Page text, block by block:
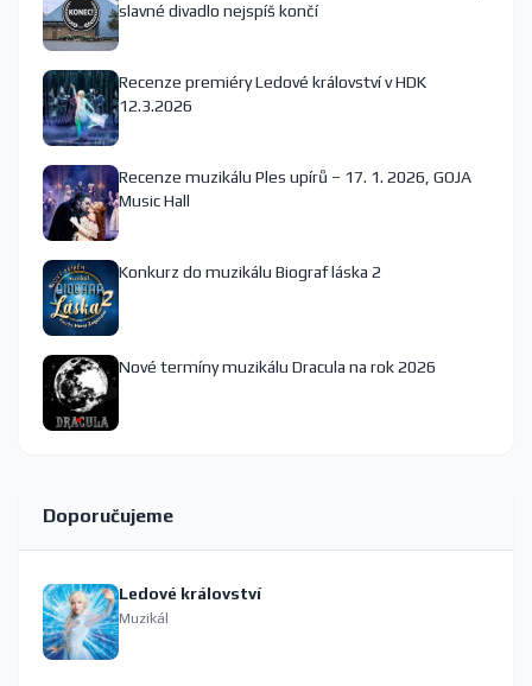
slavné divadlo nejspíš končí
Recenze premiéry Ledové království v HDK
12.3.2026
Recenze muzikálu Ples upírů – 17. 1. 2026, GOJA
Music Hall
Konkurz do muzikálu Biograf láska 2
Nové termíny muzikálu Dracula na rok 2026
Doporučujeme
Ledové království
Muzikál